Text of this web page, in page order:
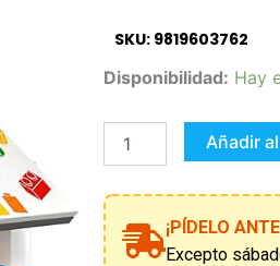
SKU: 9819603762
Disponibilidad: Hay
Camión
LEGO®
60500
Añadir
¡PÍDELO
Excepto